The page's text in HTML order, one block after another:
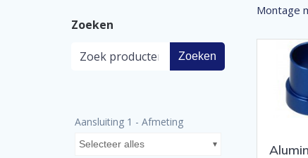
Zoeken
Zoeken
Aansluiting 1 - Afmeting
Selecteer alles
Montage